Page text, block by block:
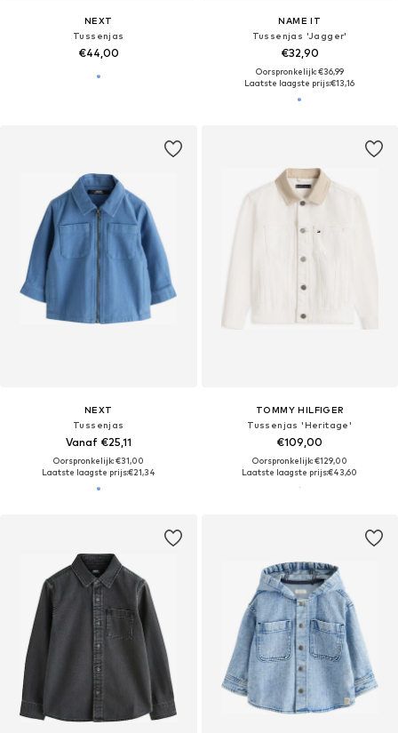
NEXT
Tussenjas
€44,00
NAME IT
Tussenjas 'Jagger'
€32,90
Oorspronkelijk: €36,99
Laatste laagste prijs:€13,16
NEXT
Tussenjas
Vanaf €25,11
Oorspronkelijk: €31,00
Laatste laagste prijs:€21,34
TOMMY HILFIGER
Tussenjas 'Heritage'
€109,00
Oorspronkelijk: €129,00
Laatste laagste prijs:€43,60